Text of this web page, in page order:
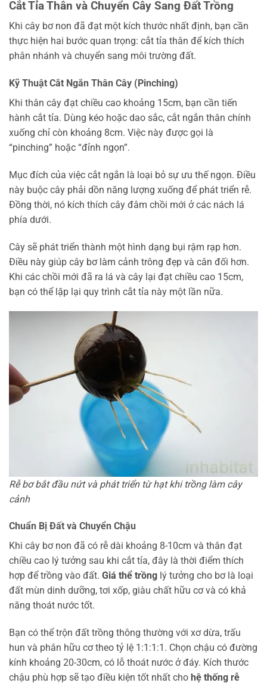
Cắt Tỉa Thân và Chuyển Cây Sang Đất Trồng
Khi cây bơ non đã đạt một kích thước nhất định, bạn cần
thực hiện hai bước quan trọng: cắt tỉa thân để kích thích
phân nhánh và chuyển sang môi trường đất.
Kỹ Thuật Cắt Ngắn Thân Cây (Pinching)
Khi thân cây đạt chiều cao khoảng 15cm, bạn cần tiến
hành cắt tỉa. Dùng kéo hoặc dao sắc, cắt ngắn thân chính
xuống chỉ còn khoảng 8cm. Việc này được gọi là
“pinching” hoặc “đỉnh ngọn”.
Mục đích của việc cắt ngắn là loại bỏ sự ưu thế ngọn. Điều
này buộc cây phải dồn năng lượng xuống để phát triển rễ.
Đồng thời, nó kích thích cây đâm chồi mới ở các nách lá
phía dưới.
Cây sẽ phát triển thành một hình dạng bụi rậm rạp hơn.
Điều này giúp cây bơ làm cảnh trông đẹp và cân đối hơn.
Khi các chồi mới đã ra lá và cây lại đạt chiều cao 15cm,
bạn có thể lặp lại quy trình cắt tỉa này một lần nữa.
Rễ bơ bắt đầu nứt và phát triển từ hạt khi trồng làm cây
cảnh
Chuẩn Bị Đất và Chuyển Chậu
Khi cây bơ non đã có rễ dài khoảng 8-10cm và thân đạt
chiều cao lý tưởng sau khi cắt tỉa, đây là thời điểm thích
hợp để trồng vào đất. Giá thể trồng lý tưởng cho bơ là loại
đất mùn dinh dưỡng, tơi xốp, giàu chất hữu cơ và có khả
năng thoát nước tốt.
Bạn có thể trộn đất trồng thông thường với xơ dừa, trấu
hun và phân hữu cơ theo tỷ lệ 1:1:1:1. Chọn chậu có đường
kính khoảng 20-30cm, có lỗ thoát nước ở đáy. Kích thước
chậu phù hợp sẽ tạo điều kiện tốt nhất cho hệ thống rễ